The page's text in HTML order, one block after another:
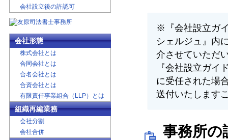
会社設立後の許認可
会社形態
株式会社とは
合同会社とは
合名会社とは
合資会社とは
有限責任事業組合（LLP）とは
組織再編業務
会社分割
会社合併
※『会社設立ガ
シェルジュ』内
介させていただ
『会社設立ガイ
に受任された場
送付いたします
事務所の